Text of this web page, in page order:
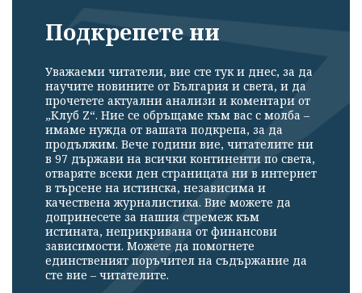
Подкрепете ни
Уважаеми читатели, вие сте тук и днес, за да
научите новините от България и света, и да
прочетете актуални анализи и коментари от
„Клуб Z“. Ние се обръщаме към вас с молба –
имаме нужда от вашата подкрепа, за да
продължим. Вече години вие, читателите ни
в 97 държави на всички континенти по света,
отваряте всеки ден страницата ни в интернет
в търсене на истинска, независима и
качествена журналистика. Вие можете да
допринесете за нашия стремеж към
истината, неприкривана от финансови
зависимости. Можете да помогнете
единственият поръчител на съдържание да
сте вие – читателите.